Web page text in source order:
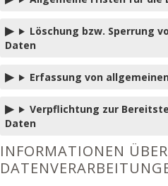
Löschung bzw. Sperrung
Daten
Erfassung von
Verpflichtung zur
Daten
INFORMATIONEN